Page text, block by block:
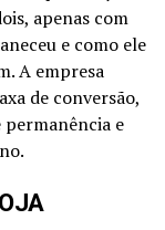
apenas com
e como ele
A empresa
de conversão,
e